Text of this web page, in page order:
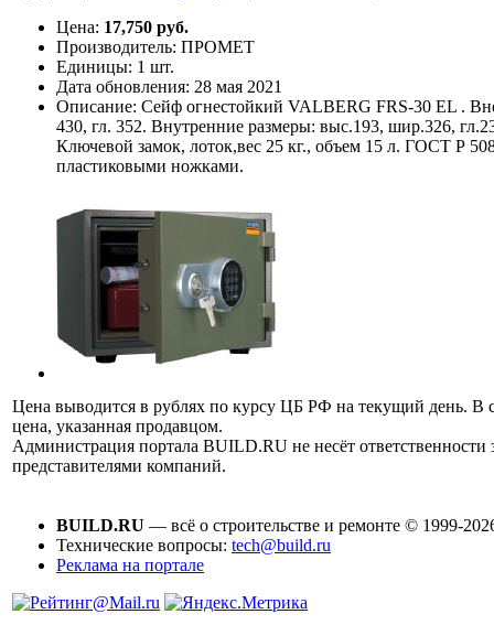
Цена: 17,750 руб.
Производитель: ПРОМЕТ
Единицы: 1 шт.
Дата обновления: 28 мая 2021
Описание: Сейф огнестойкий VALBERG FRS-30 EL .
430, гл. 352. Внутренние размеры: выс.193, шир.326,
Ключевой замок, лоток,вес 25 кг., объем 15 л. ГОСТ Р
пластиковыми ножками.
Цена выводится в рублях по курсу ЦБ РФ на текущий день. В
цена, указанная продавцом.
Администрация портала BUILD.RU не несёт
представителями компаний.
BUILD.RU — всё о строительстве и ремонте © 1999-
Технические вопросы: tech@build.ru
Реклама на портале